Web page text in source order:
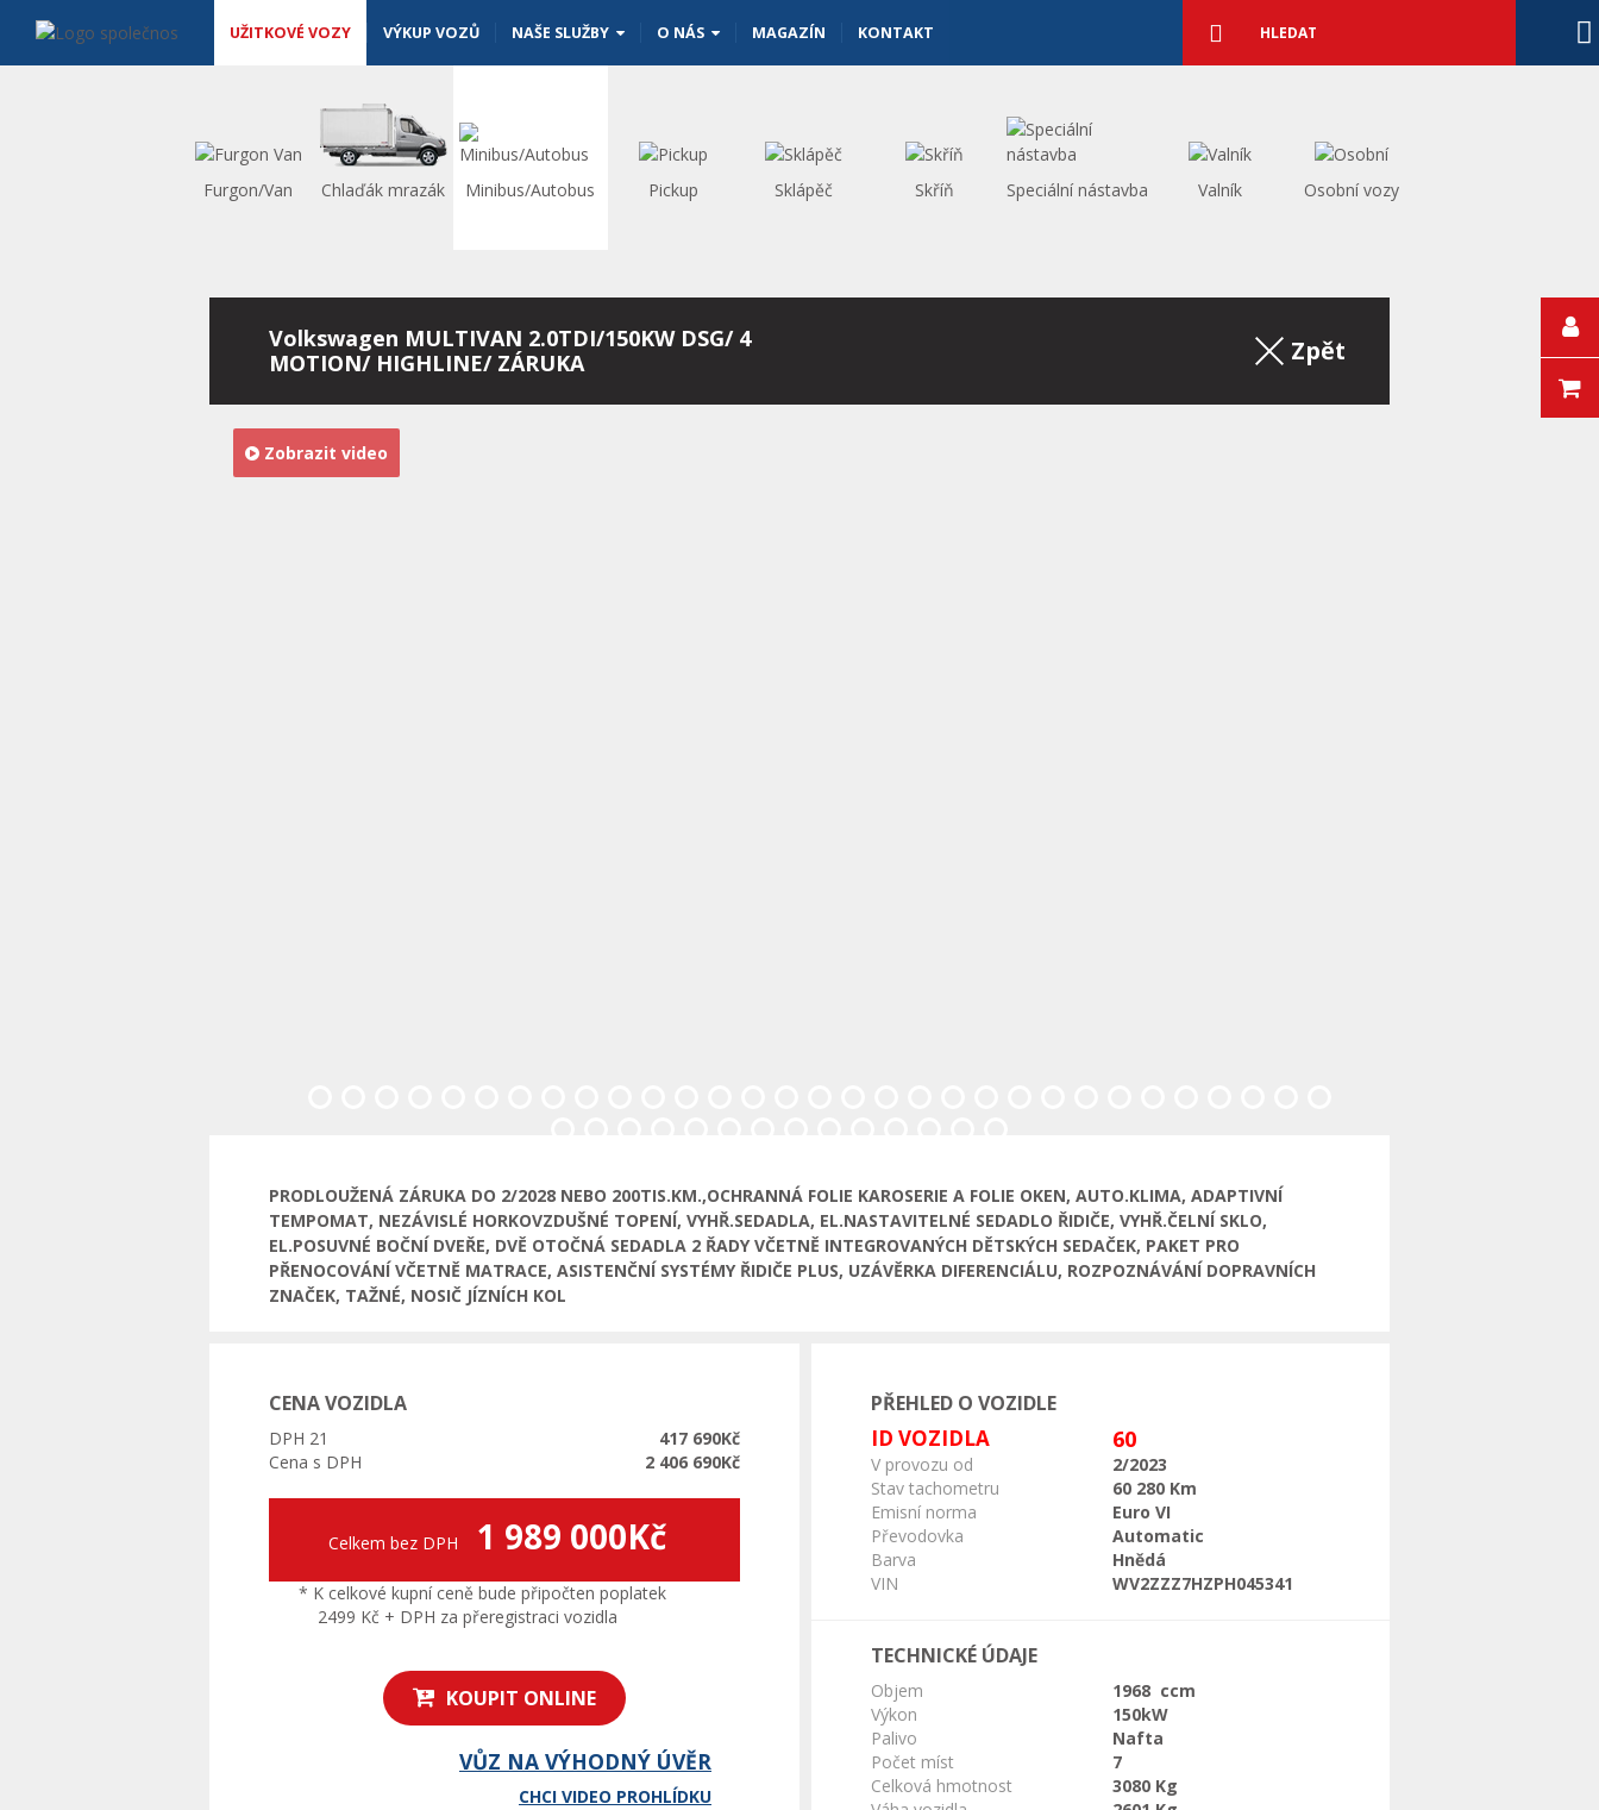
UŽITKOVÉ VOZY VÝKUP VOZŮ NAŠE SLUŽBY O NÁS MAGAZÍN KONTAKT vyhledávání
Vyhledat
Furgon/Van Chlaďák mrazák Minibus/Autobus Pickup Sklápěč Skříň Speciální nástavba Valník Osobní vozy
Volkswagen MULTIVAN 2.0TDI/150KW DSG/ 4
MOTION/ HIGHLINE/ ZÁRUKA
Zpět na výpis
Zobrazit video
PRODLOUŽENÁ ZÁRUKA DO 2/2028 NEBO 200TIS.KM.,OCHRANNÁ FOLIE KAROSERIE A FOLIE OKEN, AUTO.KLIMA, ADAPTIVNÍ
TEMPOMAT, NEZÁVISLÉ HORKOVZDUŠNÉ TOPENÍ, VYHŘ.SEDADLA, EL.NASTAVITELNÉ SEDADLO ŘIDIČE, VYHŘ.ČELNÍ SKLO,
EL.POSUVNÉ BOČNÍ DVEŘE, DVĚ OTOČNÁ SEDADLA 2 ŘADY VČETNĚ INTEGROVANÝCH DĚTSKÝCH SEDAČEK, PAKET PRO
PŘENOCOVÁNÍ VČETNĚ MATRACE, ASISTENČNÍ SYSTÉMY ŘIDIČE PLUS, UZÁVĚRKA DIFERENCIÁLU, ROZPOZNÁVÁNÍ DOPRAVNÍCH
ZNAČEK, TAŽNÉ, NOSIČ JÍZNÍCH KOL
CENA VOZIDLA
DPH 21
417 690Kč
Cena s DPH
2 406 690Kč
Celkem bez DPH 1 989 000Kč
* K celkové kupní ceně bude připočten poplatek
2499 Kč + DPH za přeregistraci vozidla
KOUPIT ONLINE
VŮZ NA VÝHODNÝ ÚVĚR
CHCI VIDEO PROHLÍDKU
PŘEHLED O VOZIDLE
ID VOZIDLA 60
V provozu od
2/2023
Stav tachometru
60 280 Km
Emisní norma
Euro VI
Převodovka
Automatic
Barva
Hnědá
VIN
WV2ZZZ7HZPH045341
TECHNICKÉ ÚDAJE
Objem
1968 ccm
Výkon
150kW
Palivo
Nafta
Počet míst
7
Celková hmotnost
3080 Kg